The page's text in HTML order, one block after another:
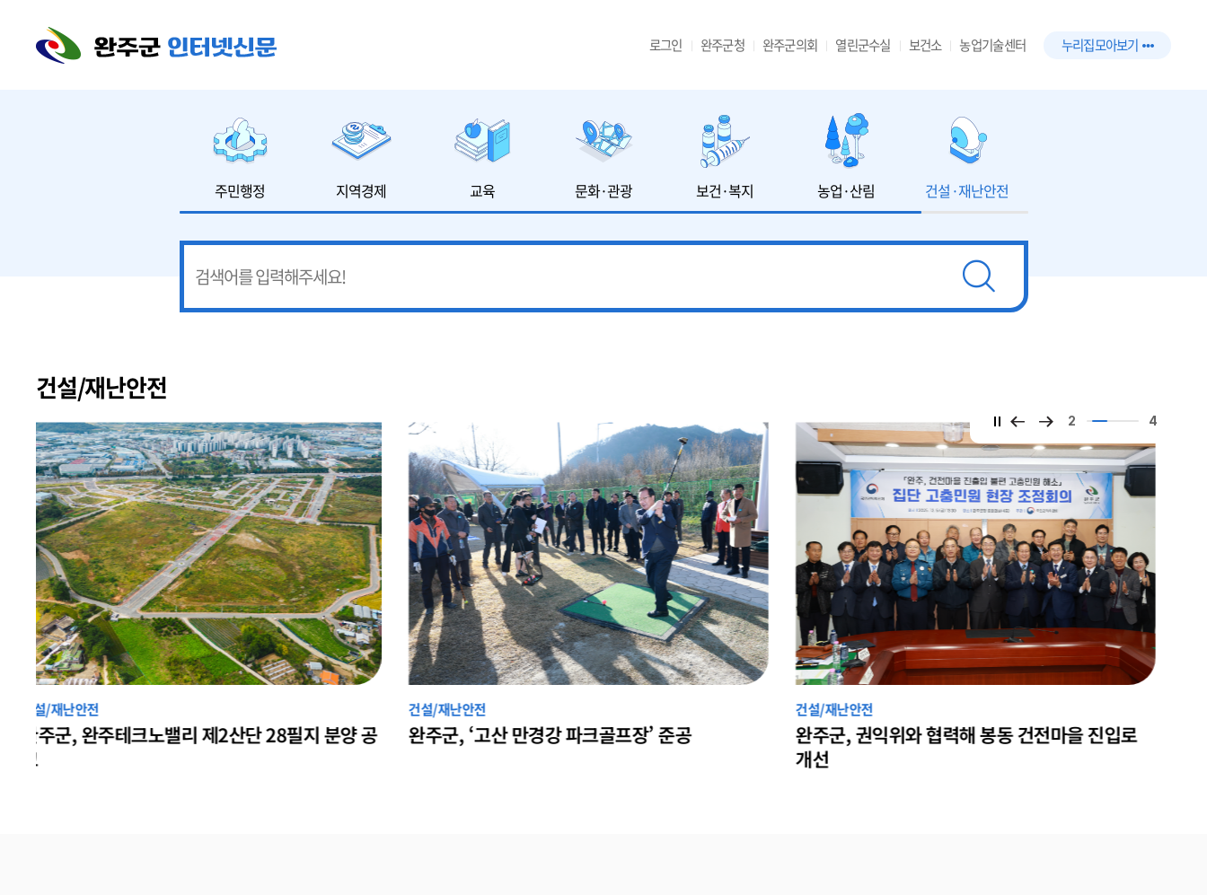
로그인 완주군청 완주군의회 열린군수실 보건소 농업기술센터 누리집 모아보기
주민행정 지역경제 교육 문화·관광 보건·복지 농업·산림 건설·재난안전
건설/재난안전
2 4
건설/재난안전
완주군, 권익위와 협력해 봉동 건전마을 진입로
개선
건설/재난안전
로젠(주), 완주군과 대규모 산업단지 부지 계약 체
건설/재난안전
완주군 자율방범연합대, ‘범죄예방 결의대회’ 성
황